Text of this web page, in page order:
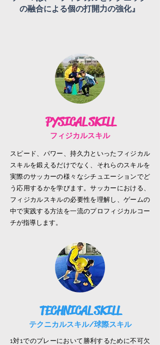
の融合による個の打開力の強化』
PYSICAL SKILL
フィジカルスキル
スピード、パワー、持久力といったフィジカル
スキルを鍛えるだけでなく、それらのスキルを
実際のサッカーの様々なシチュエーションでど
う応用するかを学びます。サッカーにおける、
フィジカルスキルの必要性を理解し、ゲームの
中で実践する方法を一流のプロフィジカルコー
チが指導します。
TECHNICAL SKILL
テクニカルスキル/球際スキル
1対1でのプレーにおいて勝利するために不可欠